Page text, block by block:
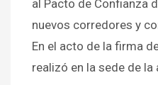
al Pacto de Confianza
nuevos corredores y
En el acto de la firma
realizó en la sede de